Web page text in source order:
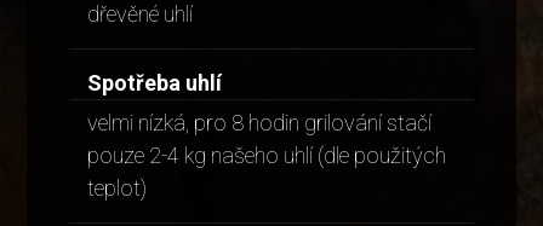
dřevěné uhlí
Spotřeba uhlí
velmi nízká, pro 8 hodin grilování stačí
pouze 2-4 kg našeho uhlí (dle použitých
teplot)